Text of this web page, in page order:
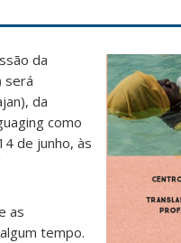
da
será
da
como
de junho, às
as
tempo.